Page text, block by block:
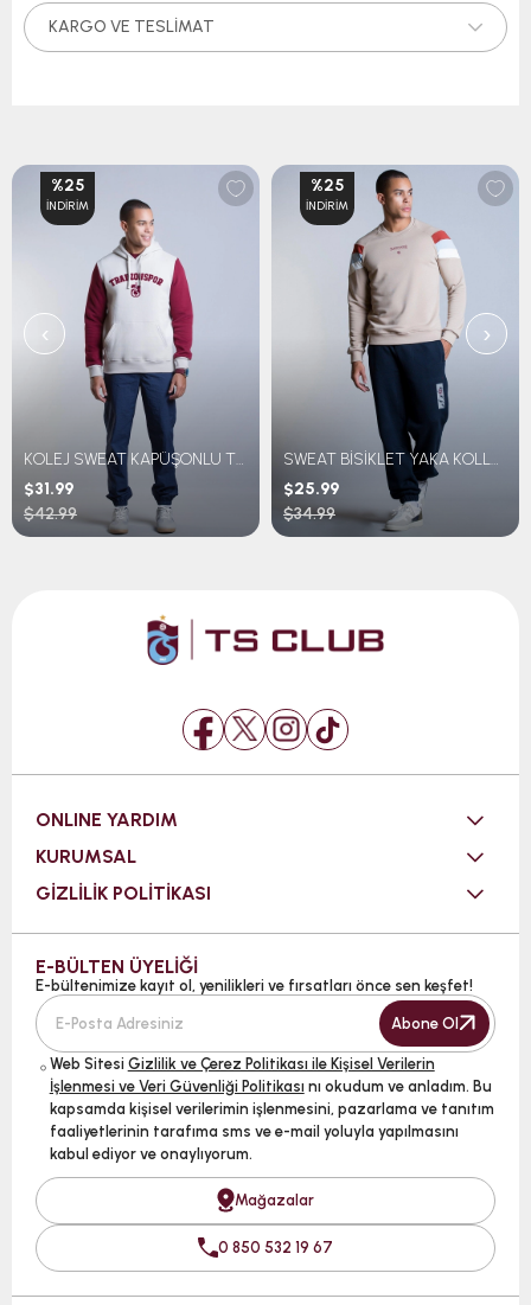
KARGO VE TESLIMAT
KOLEJ SWEAT KAPÜŞONLU TRABZONSPOR NAKIŞLI
$31.99
$42.99
%25
İNDIRIM
SWEAT BİSİKLET YAKA KOLLARI ÇİZGİLİ
$25.99
$34.99
%25
İNDIRIM
‹ ›
ONLINE YARDIM
KURUMSAL
GİZLİLİK POLİTİKASI
E-BÜLTEN ÜYELİĞİ
E-bültenimize kayıt ol, yenilikleri ve fırsatları önce sen keşfet!
Abone Ol
Web Sitesi Gizlilik ve Çerez Politikası ile Kişisel Verilerin
İşlenmesi ve Veri Güvenliği Politikası nı okudum ve anladım. Bu
kapsamda kişisel verilerimin işlenmesini, pazarlama ve tanıtım
faaliyetlerinin tarafıma sms ve e-mail yoluyla yapılmasını
kabul ediyor ve onaylıyorum.
Mağazalar
0 850 532 19 67